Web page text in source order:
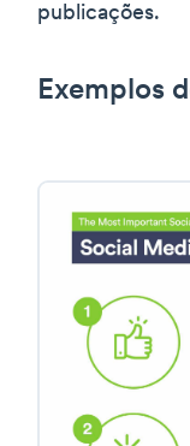
publicações.
Exemplos